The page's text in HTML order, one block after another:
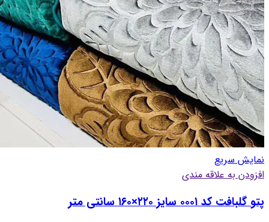
نمایش سریع
افزودن به علاقه مندی
پتو گلبافت کد ۰۰۰۱ سایز ۲۲۰×۱۶۰ سانتی متر